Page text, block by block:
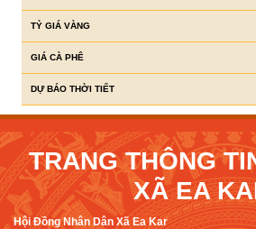
TỶ GIÁ VÀNG
GIÁ CÀ PHÊ
DỰ BÁO THỜI TIẾT
TRANG THÔNG
XÃ EA
Hội Đồng Nhân Dân Xã Ea Kar